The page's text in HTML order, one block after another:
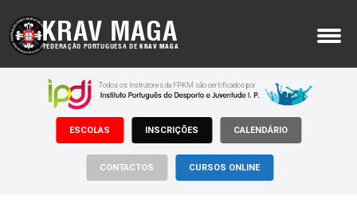
KRAV MAGA
FEDERAÇÃO PORTUGUESA DEKRAV MAGA
Sobre Nós
Krav Maga
Onde Treinar
Todos os Instrutores da FPKM são certificados por
ESCOLAS INSCRIÇÕES CALENDÁRIO
CONTACTOS CURSOS ONLINE